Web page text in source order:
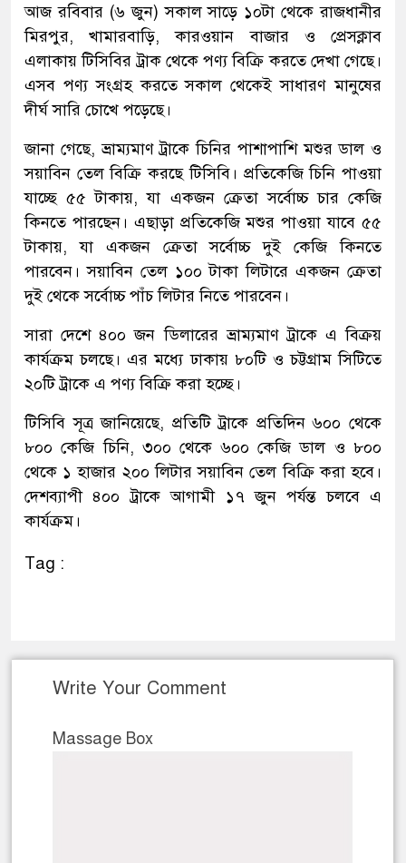
আজ রবিবার (৬ জুন) সকাল সাড়ে ১০টা থেকে রাজধানীর
মিরপুর, খামারবাড়ি, কারওয়ান বাজার ও প্রেসক্লাব
এলাকায় টিসিবির ট্রাক থেকে পণ্য বিক্রি করতে দেখা গেছে।
এসব পণ্য সংগ্রহ করতে সকাল থেকেই সাধারণ মানুষের
দীর্ঘ সারি চোখে পড়েছে।
জানা গেছে, ভ্রাম্যমাণ ট্রাকে চিনির পাশাপাশি মশুর ডাল ও
সয়াবিন তেল বিক্রি করছে টিসিবি। প্রতিকেজি চিনি পাওয়া
যাচ্ছে ৫৫ টাকায়, যা একজন ক্রেতা সর্বোচ্চ চার কেজি
কিনতে পারছেন। এছাড়া প্রতিকেজি মশুর পাওয়া যাবে ৫৫
টাকায়, যা একজন ক্রেতা সর্বোচ্চ দুই কেজি কিনতে
পারবেন। সয়াবিন তেল ১০০ টাকা লিটারে একজন ক্রেতা
দুই থেকে সর্বোচ্চ পাঁচ লিটার নিতে পারবেন।
সারা দেশে ৪০০ জন ডিলারের ভ্রাম্যমাণ ট্রাকে এ বিক্রয়
কার্যক্রম চলছে। এর মধ্যে ঢাকায় ৮০টি ও চট্টগ্রাম সিটিতে
২০টি ট্রাকে এ পণ্য বিক্রি করা হচ্ছে।
টিসিবি সূত্র জানিয়েছে, প্রতিটি ট্রাকে প্রতিদিন ৬০০ থেকে
৮০০ কেজি চিনি, ৩০০ থেকে ৬০০ কেজি ডাল ও ৮০০
থেকে ১ হাজার ২০০ লিটার সয়াবিন তেল বিক্রি করা হবে।
দেশব্যাপী ৪০০ ট্রাকে আগামী ১৭ জুন পর্যন্ত চলবে এ
কার্যক্রম।
Tag :
Write Your Comment
Massage Box